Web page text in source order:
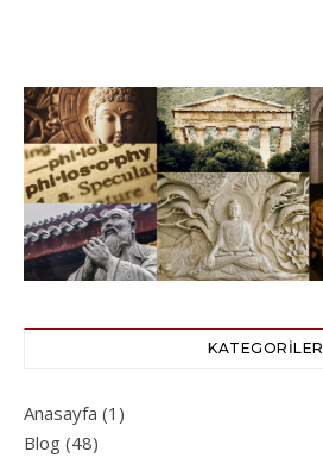
KATEGORILER
Anasayfa (1)
Blog (48)